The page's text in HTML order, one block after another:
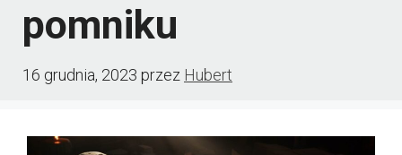
pomniku
16 grudnia, 2023 przez Hubert